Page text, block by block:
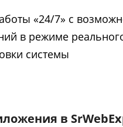
«24/7» с
в режиме
системы
в